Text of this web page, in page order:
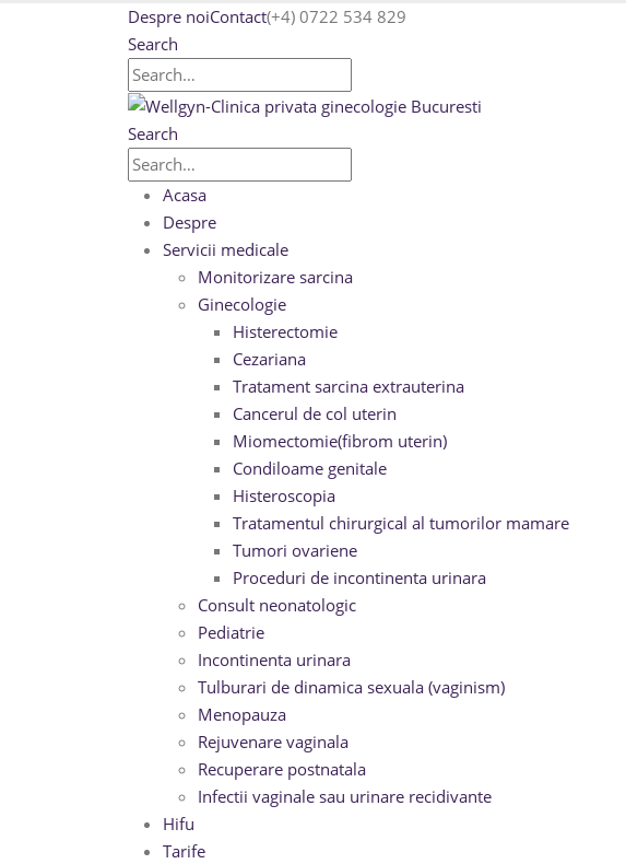
Despre noiContact(+4) 0722 534 829
Search
Search
Acasa
Despre
Servicii medicale
Monitorizare sarcina
Ginecologie
Histerectomie
Cezariana
Tratament sarcina extrauterina
Cancerul de col uterin
Miomectomie(fibrom uterin)
Condiloame genitale
Histeroscopia
Tratamentul chirurgical al tumorilor mamare
Tumori ovariene
Proceduri de incontinenta urinara
Consult neonatologic
Pediatrie
Incontinenta urinara
Tulburari de dinamica sexuala (vaginism)
Menopauza
Rejuvenare vaginala
Recuperare postnatala
Infectii vaginale sau urinare recidivante
Hifu
Tarife